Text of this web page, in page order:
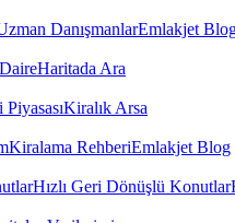
DanışmanlarEmlakjet
Haritada Ara
Kiralık Arsa
Kiralama RehberiEmlakjet Blog
Hızlı Geri Dönüşlü Konutlar